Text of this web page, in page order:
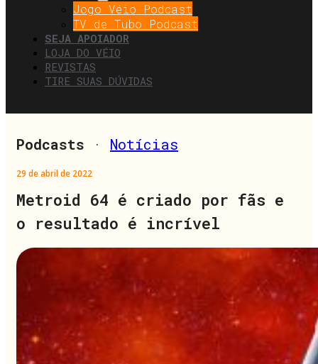
Jogo Véio Podcast
TV de Tubo Podcast
SEJA APOIADOR
LOJA DO VÉIO
REVISTAS
TIRE SUAS DÚVIDAS
Podcasts · Notícias
29 de abril de 2022
Metroid 64 é criado por fãs e
o resultado é incrível